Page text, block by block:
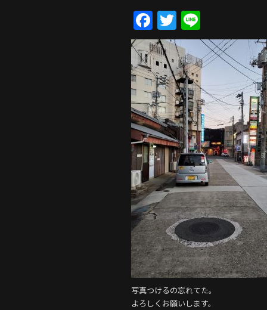
F
a
c
e
b
o
o
k
T
w
itt
er
n
e
写真つけるの忘れてた。
よろしくお願いします。